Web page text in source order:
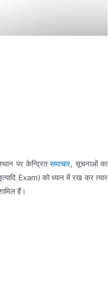
पर केन्द्रितसमाचार, सूचनाओं का
Exam) को ध्यान में रख कर त्यार
हैं।